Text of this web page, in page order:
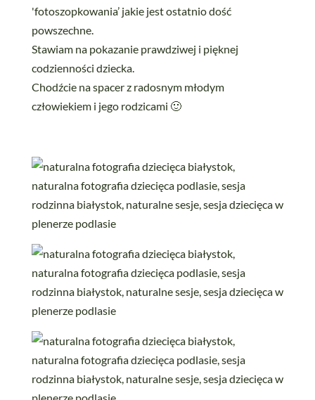
'fotoszopkowania’ jakie jest ostatnio dość
powszechne.
Stawiam na pokazanie prawdziwej i pięknej
codzienności dziecka.
Chodźcie na spacer z radosnym młodym
człowiekiem i jego rodzicami 🙂